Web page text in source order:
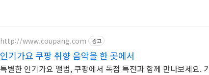
http://www.coupang.com 광고
인기가요 쿠팡 취향 음악을 한 곳에서
특별한 인기가요 앨범, 쿠팡에서 독점 특전과 함께 만나보세요.